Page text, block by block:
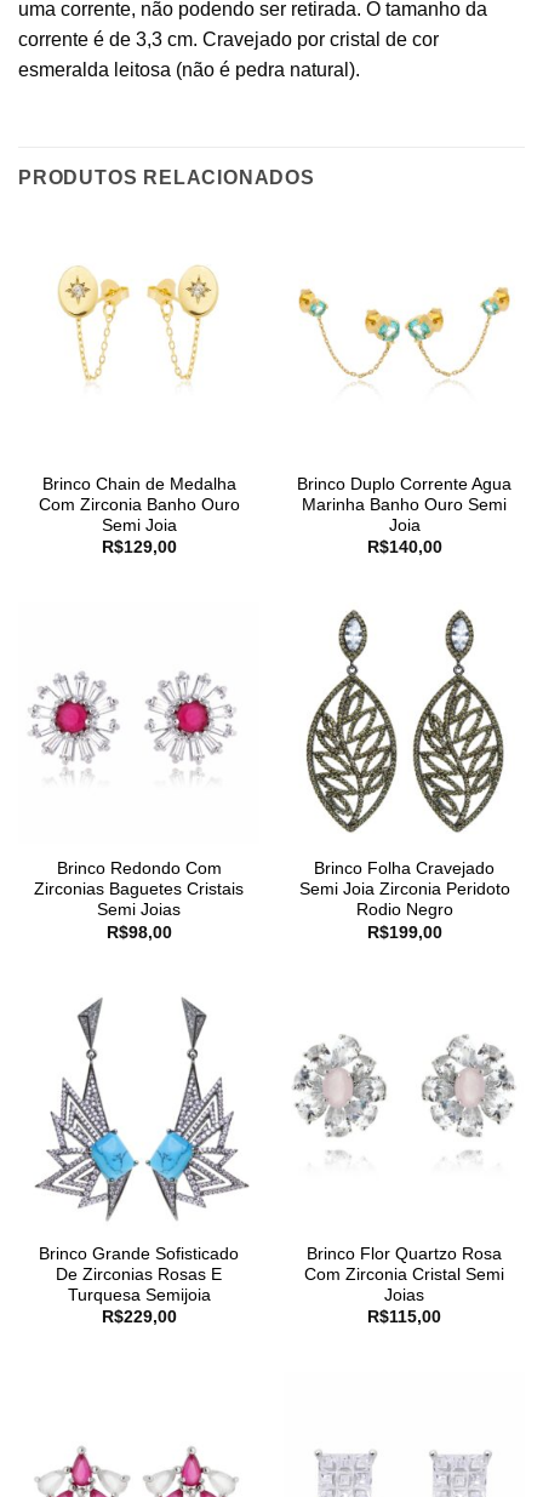
uma corrente, não podendo ser retirada. O tamanho da
corrente é de 3,3 cm. Cravejado por cristal de cor
esmeralda leitosa (não é pedra natural).
PRODUTOS RELACIONADOS
Brinco Chain de Medalha
Com Zirconia Banho Ouro
Semi Joia
R$129,00
Brinco Duplo Corrente Agua
Marinha Banho Ouro Semi
Joia
R$140,00
Brinco Redondo Com
Zirconias Baguetes Cristais
Semi Joias
R$98,00
Brinco Folha Cravejado
Semi Joia Zirconia Peridoto
Rodio Negro
R$199,00
Brinco Grande Sofisticado
De Zirconias Rosas E
Turquesa Semijoia
R$229,00
Brinco Flor Quartzo Rosa
Com Zirconia Cristal Semi
Joias
R$115,00